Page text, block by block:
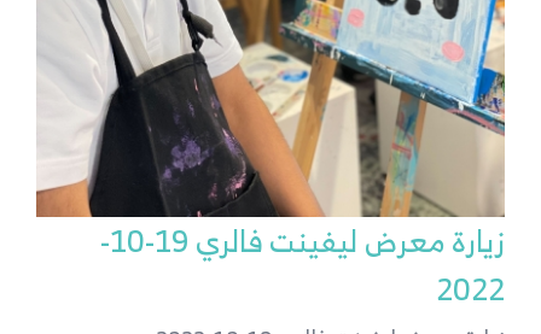
زيارة معرض ليفينت فالري 19-10-
2022